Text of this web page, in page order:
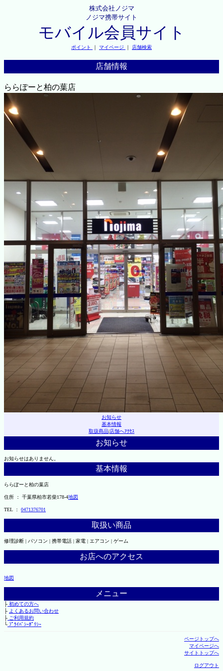
株式会社ノジマ
ノジマ携帯サイト
モバイル会員サイト
ポイント ｜ マイページ ｜ 店舗検索
店舗情報
ららぽーと柏の葉店
お知らせ
基本情報
取扱商品|店舗へｱｸｾｽ
お知らせ
お知らせはありません。
基本情報
ららぽーと柏の葉店
住所 ： 千葉県柏市若柴178-4地図
TEL ： 0471376701
取扱い商品
修理診断 | パソコン | 携帯電話 | 家電 | エアコン | ゲーム
お店へのアクセス
地図
メニュー
├初めての方へ
├ よくあるお問い合わせ
├ご利用規約
└ﾌﾟﾗｲﾊﾞｼｰﾎﾟﾘｼｰ
ページトップへ
マイページへ
サイトトップへ
ログアウト